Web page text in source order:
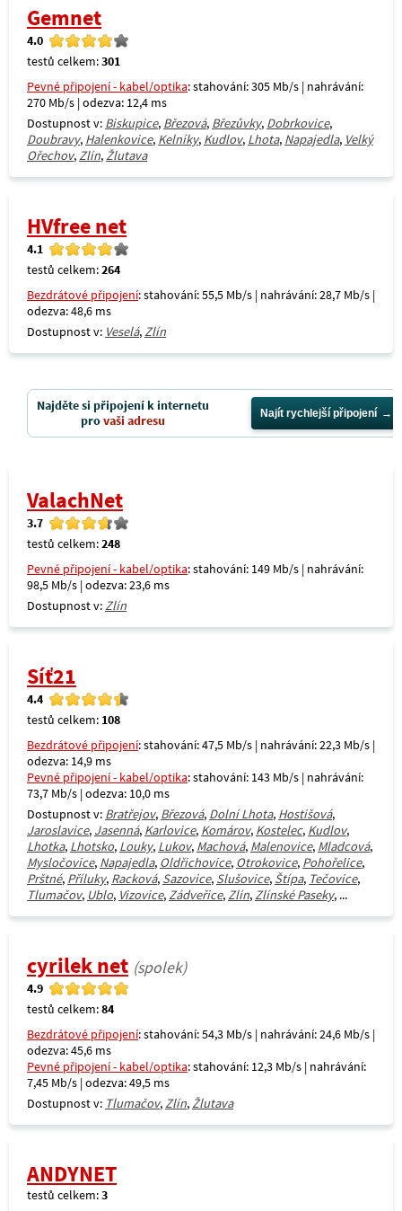
Gemnet
4.0
testů celkem:301
Pevné připojení - kabel/optika: stahování: 305 Mb/s | nahrávání:
270 Mb/s | odezva: 12,4 ms
Dostupnost v: Biskupice, Březová, Březůvky, Dobrkovice,
Doubravy, Halenkovice, Kelníky, Kudlov, Lhota, Napajedla, Velký
Ořechov,Zlín,Žlutava
HVfree net
4.1
testů celkem:264
Bezdrátové připojení: stahování: 55,5 Mb/s | nahrávání: 28,7 Mb/s |
odezva: 48,6 ms
Dostupnost v: Veselá,Zlín
Najděte si připojení k internetu
provaši adresu Najít rychlejší připojení
ValachNet
3.7
testů celkem:248
Pevné připojení - kabel/optika: stahování: 149 Mb/s | nahrávání:
98,5 Mb/s | odezva: 23,6 ms
Dostupnost v:Zlín
Síť21
4.4
testů celkem: 108
Bezdrátové připojení: stahování: 47,5 Mb/s | nahrávání: 22,3 Mb/s |
odezva: 14,9 ms
Pevné připojení - kabel/optika: stahování: 143 Mb/s | nahrávání:
73,7 Mb/s | odezva: 10,0 ms
Dostupnost v: Bratřejov, Březová, Dolní Lhota, Hostišová,
Jaroslavice, Jasenná, Karlovice, Komárov, Kostelec, Kudlov,
Lhotka, Lhotsko, Louky, Lukov, Machová, Malenovice, Mladcová,
Mysločovice, Napajedla, Oldřichovice, Otrokovice, Pohořelice,
Prštné, Příluky, Racková, Sazovice, Slušovice, Štípa, Tečovice,
Tlumačov, Ublo, Vizovice,Zádveřice,Zlín,Zlínské Paseky, ...
cyrilek net (spolek)
4.9
testů celkem:84
Bezdrátové připojení: stahování: 54,3 Mb/s | nahrávání: 24,6 Mb/s |
odezva: 45,6 ms
Pevné připojení - kabel/optika: stahování: 12,3 Mb/s | nahrávání:
7,45 Mb/s | odezva: 49,5 ms
Dostupnost v: Tlumačov,Zlín,Žlutava
ANDYNET
testů celkem:3